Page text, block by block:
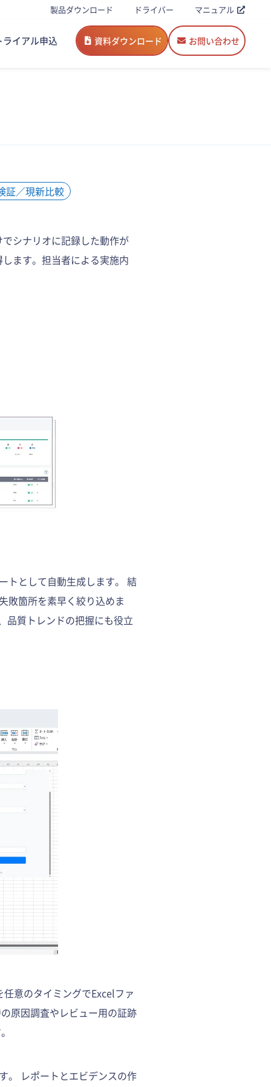
製品ダウンロード ドライバー マニュアル
ライアル申込 資料ダウンロード お問い合わせ
証／現新比較
シナリオに記録した動作が
ます。担当者による実施内
トとして自動生成します。 結
敗箇所を素早く絞り込めま
品質トレンドの把握にも役立
意のタイミングでExcelファ
原因調査やレビュー用の証跡
。 レポートとエビデンスの作